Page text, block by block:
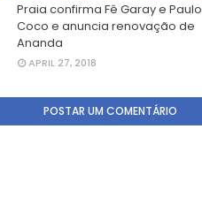
Praia confirma Fê Garay e Paulo
Coco e anuncia renovação de
Ananda
APRIL 27, 2018
POSTAR UM COMENTÁRIO